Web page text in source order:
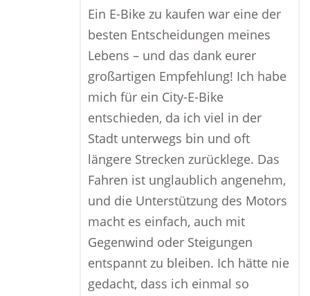
Ein E-Bike zu kaufen war eine der
besten Entscheidungen meines
Lebens – und das dank eurer
großartigen Empfehlung! Ich habe
mich für ein City-E-Bike
entschieden, da ich viel in der
Stadt unterwegs bin und oft
längere Strecken zurücklege. Das
Fahren ist unglaublich angenehm,
und die Unterstützung des Motors
macht es einfach, auch mit
Gegenwind oder Steigungen
entspannt zu bleiben. Ich hätte nie
gedacht, dass ich einmal so